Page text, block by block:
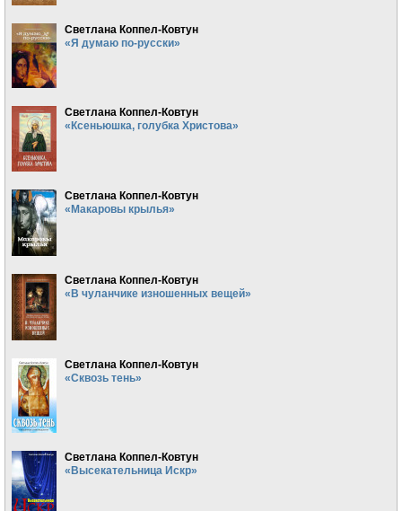
Светлана Коппел-Ковтун
«Я думаю по-русски»
Светлана Коппел-Ковтун
«Ксеньюшка, голубка Христова»
Светлана Коппел-Ковтун
«Макаровы крылья»
Светлана Коппел-Ковтун
«В чуланчике изношенных вещей»
Светлана Коппел-Ковтун
«Сквозь тень»
Светлана Коппел-Ковтун
«Высекательница Искр»